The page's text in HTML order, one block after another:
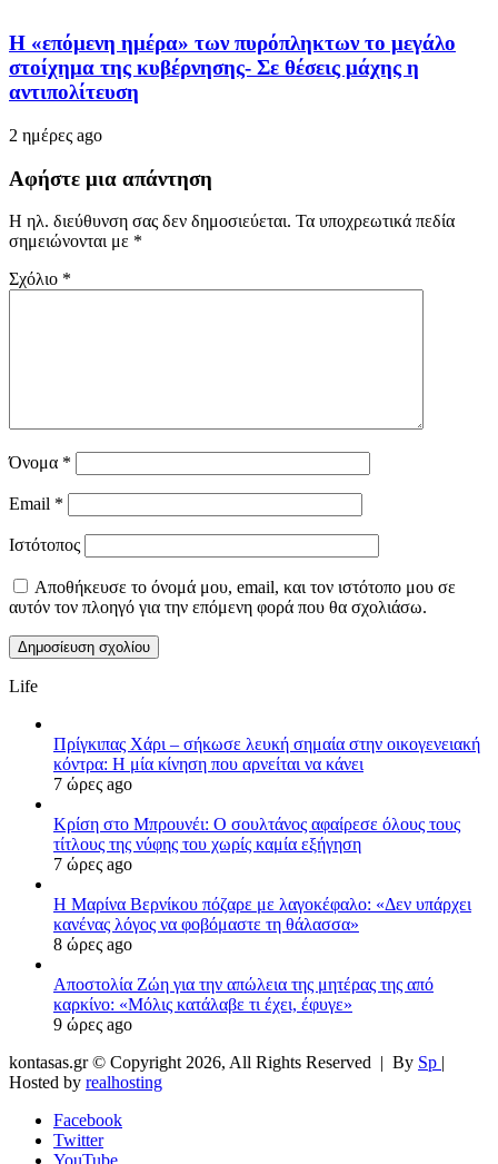
Η «επόμενη ημέρα» των πυρόπληκτων το μεγάλο
στοίχημα της κυβέρνησης- Σε θέσεις μάχης η
αντιπολίτευση
2 ημέρες ago
Αφήστε μια απάντηση
Η ηλ. διεύθυνση σας δεν δημοσιεύεται. Τα υποχρεωτικά πεδία
σημειώνονται με *
Σχόλιο *
Όνομα *
Email *
Ιστότοπος
Αποθήκευσε το όνομά μου, email, και τον ιστότοπο μου σε
αυτόν τον πλοηγό για την επόμενη φορά που θα σχολιάσω.
Life
Πρίγκιπας Χάρι – σήκωσε λευκή σημαία στην οικογενειακή
κόντρα: Η μία κίνηση που αρνείται να κάνει
7 ώρες ago
Κρίση στο Μπρουνέι: Ο σουλτάνος αφαίρεσε όλους τους
τίτλους της νύφης του χωρίς καμία εξήγηση
7 ώρες ago
Η Μαρίνα Βερνίκου πόζαρε με λαγοκέφαλο: «Δεν υπάρχει
κανένας λόγος να φοβόμαστε τη θάλασσα»
8 ώρες ago
Αποστολία Ζώη για την απώλεια της μητέρας της από
καρκίνο: «Μόλις κατάλαβε τι έχει, έφυγε»
9 ώρες ago
kontasas.gr © Copyright 2026, All Rights Reserved | By Sp |
Hosted by realhosting
Facebook
Twitter